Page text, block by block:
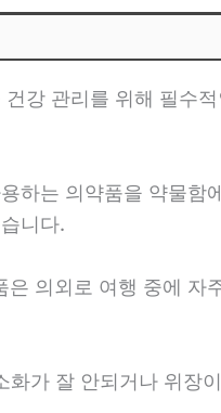
강 관리를 위해 필수
하는 의약품을 약물함
니다.
의외로 여행 중에 자
가 잘 안되거나 위장